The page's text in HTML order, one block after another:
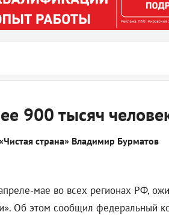
900 тысяч
страна» Владимир Бурматов
мае во всех регионах РФ,
Об этом сообщил федеральный